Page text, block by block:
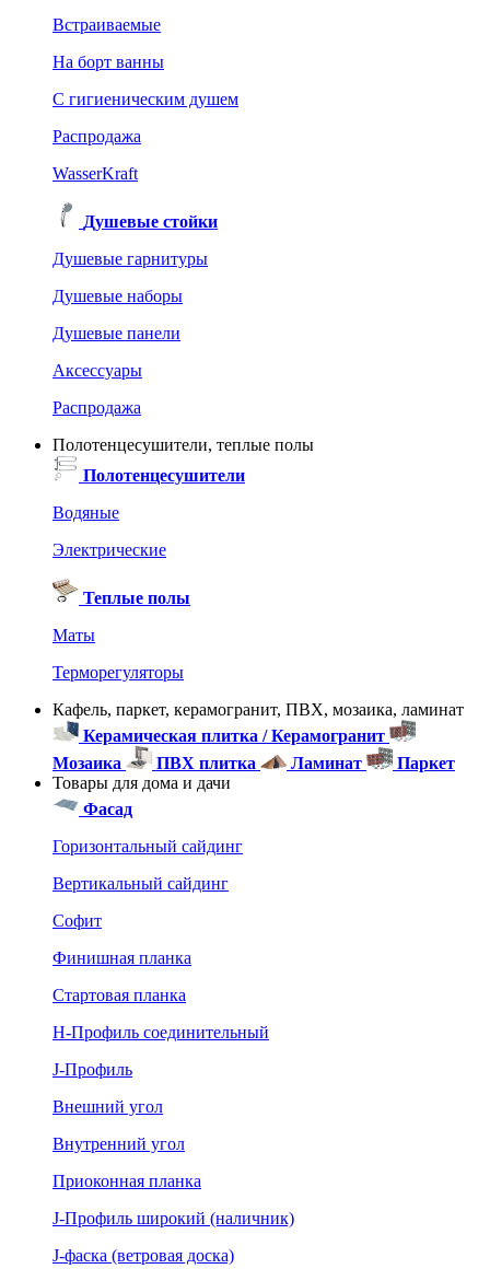
Встраиваемые
На борт ванны
C гигиеническим душем
Распродажа
WasserKraft
Душевые стойки
Душевые гарнитуры
Душевые наборы
Душевые панели
Аксессуары
Распродажа
Полотенцесушители, теплые полы
Полотенцесушители
Водяные
Электрические
Теплые полы
Маты
Терморегуляторы
Кафель, паркет, керамогранит, ПВХ, мозаика, ламинат
Керамическая плитка / Керамогранит
Мозаика
ПВХ плитка Ламинат
Паркет
Товары для дома и дачи
Фасад
Горизонтальный сайдинг
Вертикальный сайдинг
Софит
Финишная планка
Стартовая планка
Н-Профиль соединительный
J-Профиль
Внешний угол
Внутренний угол
Приоконная планка
J-Профиль широкий (наличник)
J-фаска (ветровая доска)